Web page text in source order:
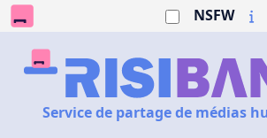
NSFW
Service de partage de médias